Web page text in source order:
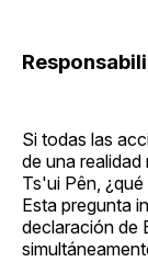
Si todas las
de una
Ts'ui Pên,
Esta pregunta
declaración de